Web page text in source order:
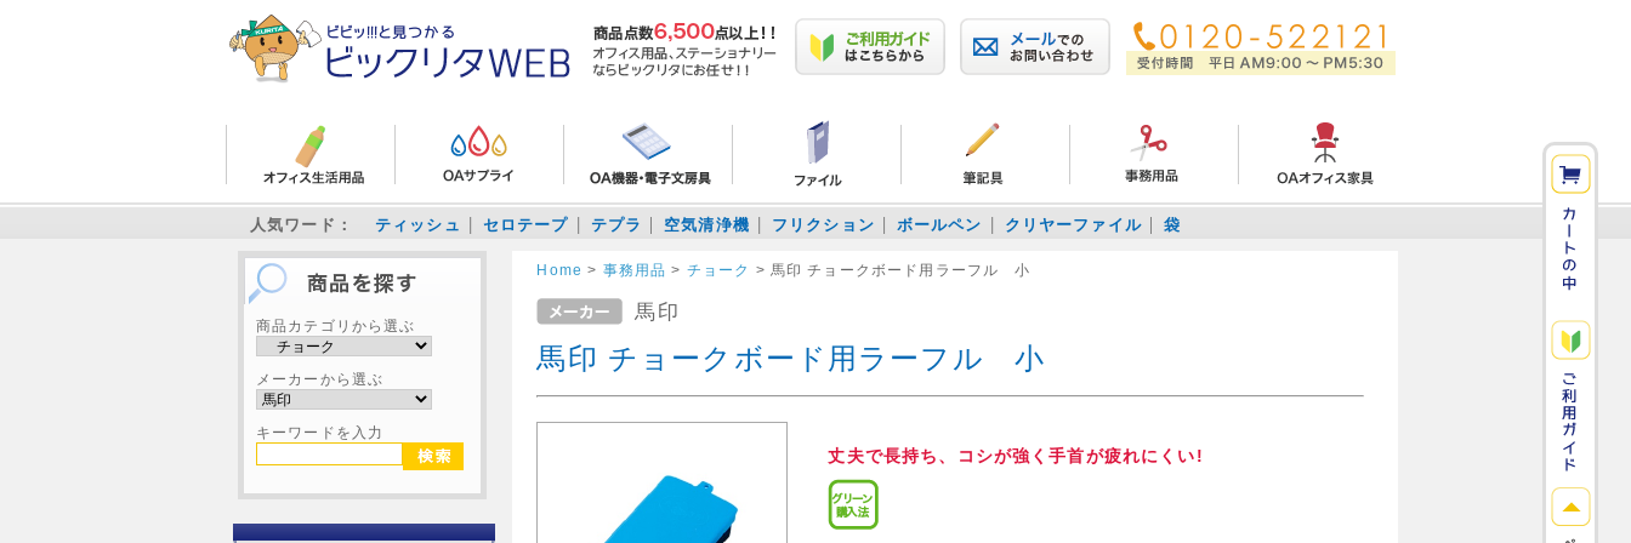
人気ワード： ティッシュ セロテープ テプラ 空気清浄機 フリクション ボールペン クリヤーファイル 袋
商品カテゴリから選ぶ
メーカーから選ぶ
キーワードを入力
Home > 事務用品 > チョーク > 馬印 チョークボード用ラーフル 小
馬印
馬印 チョークボード用ラーフル 小
丈夫で長持ち、コシが強く手首が疲れにくい!